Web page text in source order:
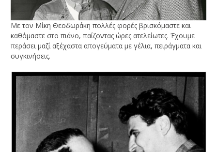
Με τον Μίκη Θεοδωράκη πολλές φορές βρισκόμαστε και
καθόμαστε στο πιάνο, παίζοντας ώρες ατελείωτες. Έχουμε
περάσει μαζί αξέχαστα απογεύματα με γέλια, πειράγματα και
συγκινήσεις.